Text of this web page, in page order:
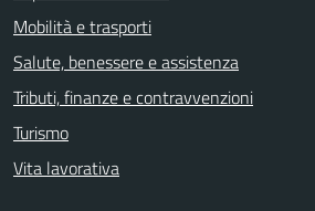
Mobilità e trasporti
Salute, benessere e assistenza
Tributi, finanze e contravvenzioni
Turismo
Vita lavorativa